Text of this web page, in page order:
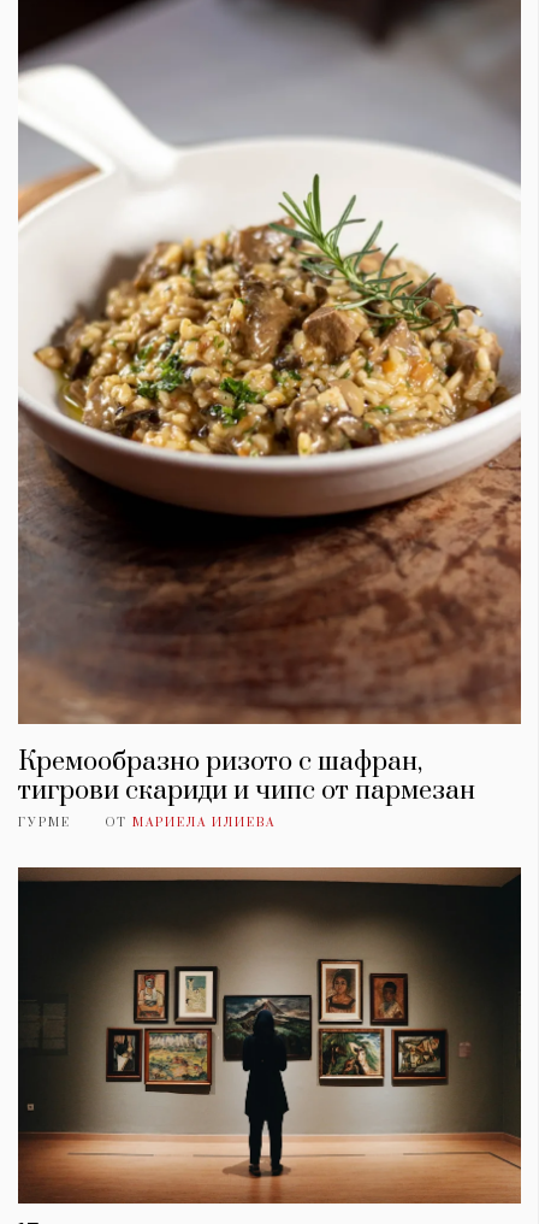
Кремообразно ризото с шафран,
тигрови скариди и чипс от пармезан
ГУРМЕ ОТ МАРИЕЛА ИЛИЕВА